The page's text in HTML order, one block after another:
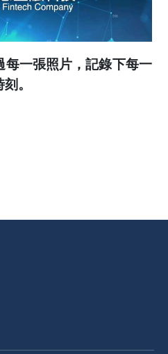
每一張照片，記錄下每一
。